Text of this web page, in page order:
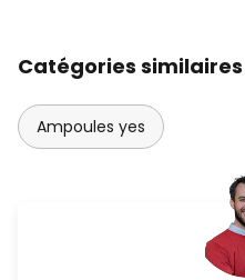
Catégories similaires
Ampoules yes